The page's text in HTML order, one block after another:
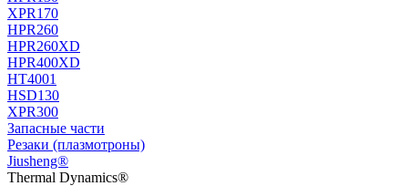
XPR170
HPR260
HPR260XD
HPR400XD
HT4001
HSD130
XPR300
Запасные части
Резаки (плазмотроны)
Jiusheng®
Thermal Dynamics®